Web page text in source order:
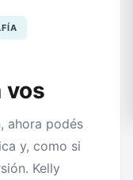
vos
ahora podés
y, como si
Kelly